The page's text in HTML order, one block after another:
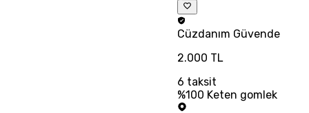
Cüzdanım Güvende
2.000 TL
6 taksit
%100 Keten gomlek